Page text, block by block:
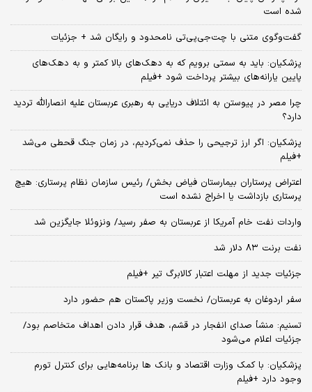
شده است
گفت‌وگوی متنی با چت‌جی‌پی‌تی نامحدود و رایگان شد + جزئیات
پزشکیان: باید به سمتی برویم که به دهک‌های بالا کمتر و به دهک‌های
پایین یارانه‌های بیشتر پرداخت شود +فیلم
چرا مصر در پیوستن به ائتلاف دریایی به رهبری عربستان علیه انصارالله تردید
دارد؟
پزشکیان: اگر ارز ترجیحی را حذف نمی‌کردیم، در زمان جنگ قحطی می‌شد
+فیلم
اعتراض پرستاران بیمارستان فیاض بخش/ رئیس سازمان نظام پرستاری: هیچ
پرستاری بازداشت یا اخراج نشده است
واردات نفت خام آمریکا از عربستان به صفر رسید/ ونزوئلا جایگزین شد
نفت برنت ۸۳ دلار شد
جزئیات جدید از مهلت اعتبار کالابرگ تیر +فیلم
سفر اردوغان به عربستان/ نخست وزیر پاکستان هم حضور دارد
تسنیم: منشأ صدای انفجار در قشم، هدف قرار دادن اهداف متخاصم بود/
جزئیات اعلام می‌شود
پزشکیان: با کمک وزارت اقتصاد و بانک ها برنامه‌هایی برای کنترل تورم
وجود دارد +فیلم